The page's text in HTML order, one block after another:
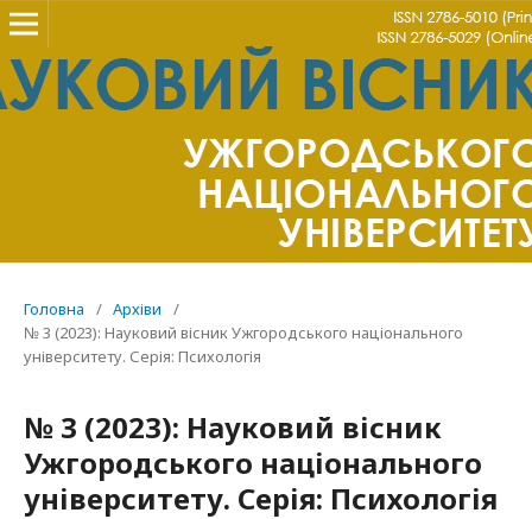
Головна / Архіви
/
№ 3 (2023): Науковий вісник Ужгородського національного
університету. Серія: Психологія
№ 3 (2023): Науковий вісник
Ужгородського національного
університету. Серія: Психологія